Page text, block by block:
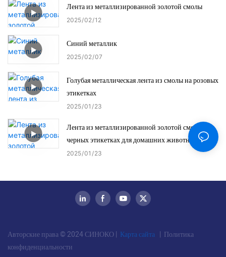
Лента из металлизированной золотой смолы
2025 02 12
Синий металлик
2025 02 07
Голубая металлическая лента из смолы на розовых
этикетках
2025 01 23
Лента из металлизированной золотой смолы на
черных этикетках для домашних животных
2025 01 23
Авторские права © 2024 СИНОКО | Карта сайта | Политика
конфиденциальности